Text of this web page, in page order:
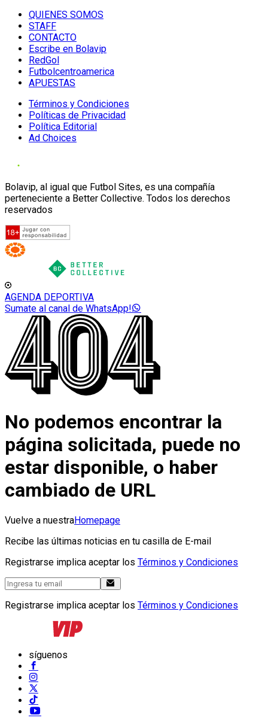
QUIENES SOMOS
STAFF
CONTACTO
Escribe en Bolavip
RedGol
Futbolcentroamerica
APUESTAS
Términos y Condiciones
Políticas de Privacidad
Política Editorial
Ad Choices
Bolavip, al igual que Futbol Sites, es una compañía
perteneciente a Better Collective. Todos los derechos
reservados
AGENDA DEPORTIVA
Sumate al canal de WhatsApp!
No podemos encontrar la
página solicitada, puede no
estar disponible, o haber
cambiado de URL
Vuelve a nuestraHomepage
Recibe las últimas noticias en tu casilla de E-mail
Registrarse implica aceptar los Términos y Condiciones
Registrarse implica aceptar los Términos y Condiciones
síguenos